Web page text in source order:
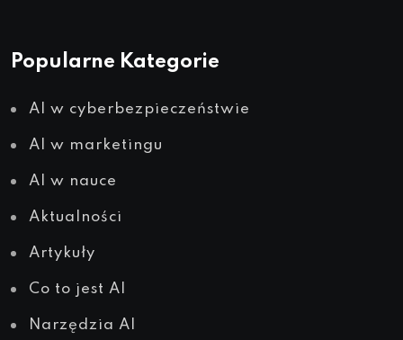
Popularne Kategorie
AI w cyberbezpieczeństwie
AI w marketingu
AI w nauce
Aktualności
Artykuły
Co to jest AI
Narzędzia AI